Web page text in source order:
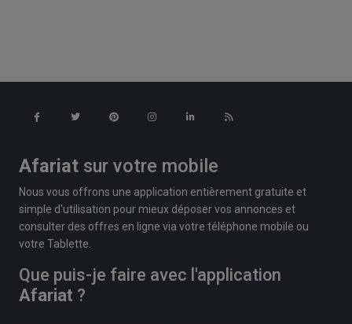
Afariat sur votre mobile
Nous vous offrons une application entièrement gratuite et
simple d'utilisation pour mieux déposer vos annonces et
consulter des offres en ligne via votre téléphone mobile ou
votre Tablette.
Que puis-je faire avec l'application
Afariat ?